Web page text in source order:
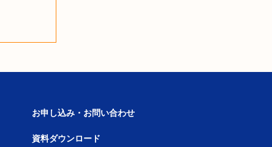
お申し込み・お問い合わせ
資料ダウンロード